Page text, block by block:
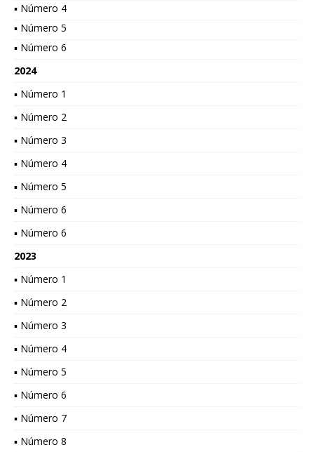
▪ Número 4
▪ Número 5
▪ Número 6
2024
▪ Número 1
▪ Número 2
▪ Número 3
▪ Número 4
▪ Número 5
▪ Número 6
▪ Número 6
2023
▪ Número 1
▪ Número 2
▪ Número 3
▪ Número 4
▪ Número 5
▪ Número 6
▪ Número 7
▪ Número 8